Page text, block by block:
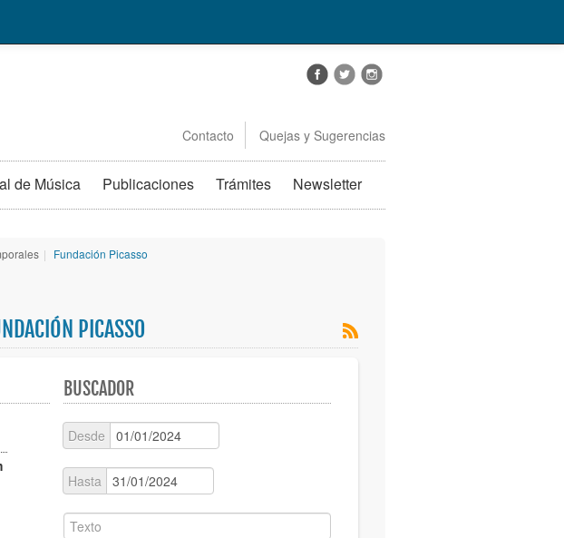
Contacto Quejas y Sugerencias
de Música Publicaciones Trámites Newsletter
| Fundación Picasso
PICASSO
BUSCADOR
Desde
Hasta